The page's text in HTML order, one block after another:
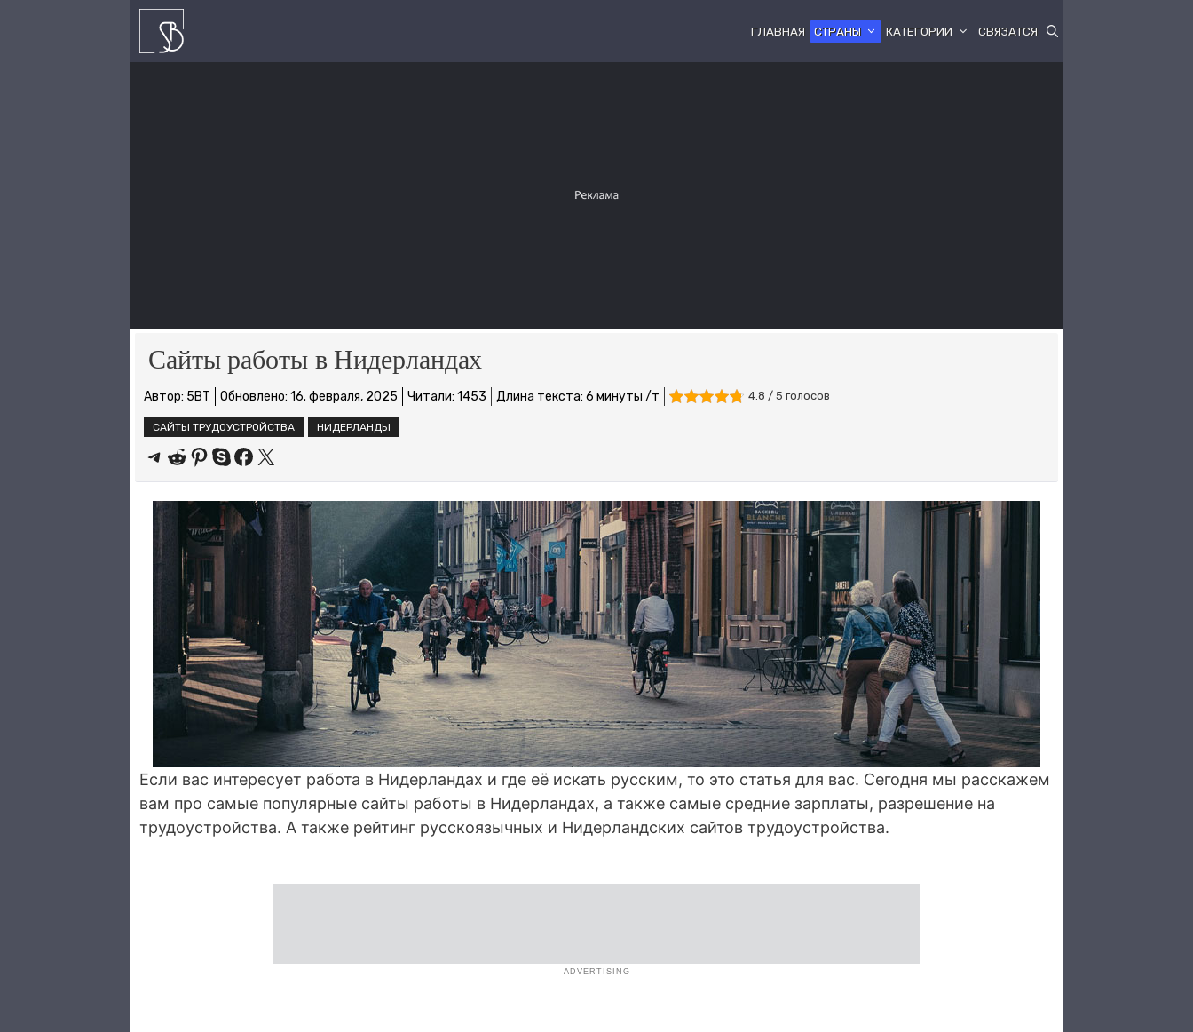
ГЛАВНАЯ СТРАНЫ КАТЕГОРИИ СВЯЗАТСЯ
Сайты работы в Нидерландах
Автор: 5BT Обновлено: 16. февраля, 2025 Читали: 1453 Длина текста: 6 минуты /т 4.8 / 5 голосов
САЙТЫ ТРУДОУСТРОЙСТВА НИДЕРЛАНДЫ
Share on Telegram
Share on Reddit
Share on Pinterest
Share on SkypeShare on Facebook
Share on X
Если вас интересует работа в Нидерландах и где её искать русским, то это статья для вас. Сегодня мы расскажем
вам про самые популярные сайты работы в Нидерландах, а также самые средние зарплаты, разрешение на
трудоустройства. А также рейтинг русскоязычных и Нидерландских сайтов трудоустройства.
ADVERTISING